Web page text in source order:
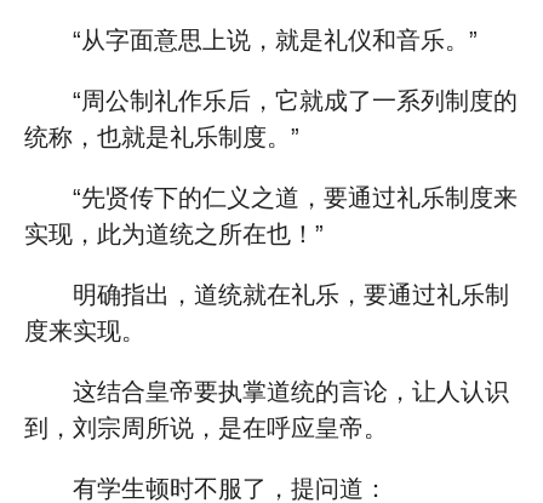
“从字面意思上说，就是礼仪和音乐。”
“周公制礼作乐后，它就成了一系列制度的
统称，也就是礼乐制度。”
“先贤传下的仁义之道，要通过礼乐制度来
实现，此为道统之所在也！”
明确指出，道统就在礼乐，要通过礼乐制
度来实现。
这结合皇帝要执掌道统的言论，让人认识
到，刘宗周所说，是在呼应皇帝。
有学生顿时不服了，提问道：